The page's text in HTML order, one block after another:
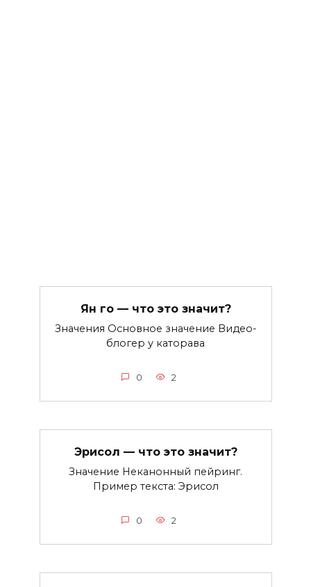
Ян го — что это значит?
Значения Основное значение Видео-
блогер у каторава
0 2
Эрисол — что это значит?
Значение Неканонный пейринг.
Пример текста: Эрисол
0 2